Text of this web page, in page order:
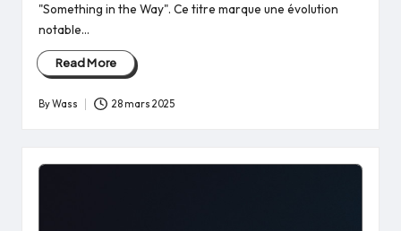
"Something in the Way". Ce titre marque une évolution
notable…
Read More
Posted
ByWass 28 mars 2025